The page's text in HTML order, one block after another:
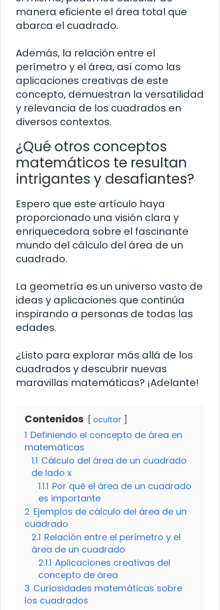
manera eficiente el área total que
abarca el cuadrado.
Además, la relación entre el
perímetro y el área, así como las
aplicaciones creativas de este
concepto, demuestran la versatilidad
y relevancia de los cuadrados en
diversos contextos.
¿Qué otros conceptos
matemáticos te resultan
intrigantes y desafiantes?
Espero que este artículo haya
proporcionado una visión clara y
enriquecedora sobre el fascinante
mundo del cálculo del área de un
cuadrado.
La geometría es un universo vasto de
ideas y aplicaciones que continúa
inspirando a personas de todas las
edades.
¿Listo para explorar más allá de los
cuadrados y descubrir nuevas
maravillas matemáticas? ¡Adelante!
Contenidos ocultar
1 Definiendo el concepto de área en
matemáticas
1.1 Cálculo del área de un cuadrado
de lado x
1.1.1 Por qué el área de un cuadrado
es importante
2 Ejemplos de cálculo del área de un
cuadrado
2.1 Relación entre el perímetro y el
área de un cuadrado
2.1.1 Aplicaciones creativas del
concepto de área
3 Curiosidades matemáticas sobre
los cuadrados